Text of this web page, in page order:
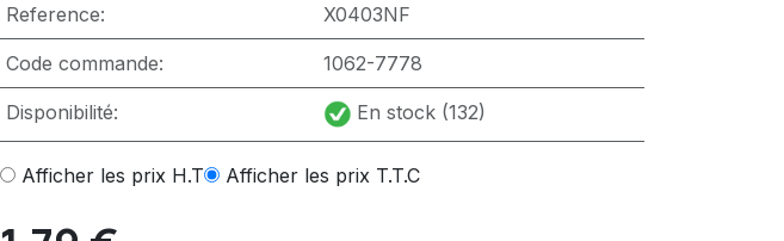
Reference: X0403NF
Code commande: 1062-7778
Disponibilité: En stock (132)
Afficher les prix H.T Afficher les prix T.T.C